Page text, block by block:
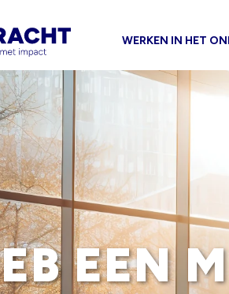
WERKEN IN HET
EEN